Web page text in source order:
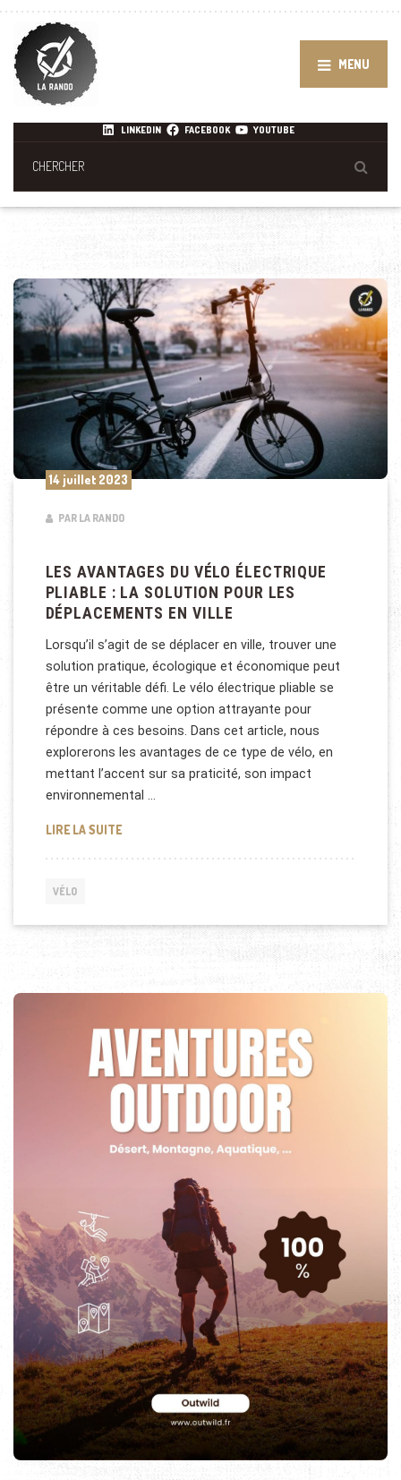
MENU
LINKEDIN FACEBOOK YOUTUBE
14 juillet 2023
PAR LA RANDO
LES AVANTAGES DU VÉLO ÉLECTRIQUE
PLIABLE : LA SOLUTION POUR LES
DÉPLACEMENTS EN VILLE
Lorsqu’il s’agit de se déplacer en ville, trouver une
solution pratique, écologique et économique peut
être un véritable défi. Le vélo électrique pliable se
présente comme une option attrayante pour
répondre à ces besoins. Dans cet article, nous
explorerons les avantages de ce type de vélo, en
mettant l’accent sur sa praticité, son impact
environnemental …
LIRE LA SUITELES AVANTAGES DU VÉLO ÉLECTRIQUE PLIABLE :
VÉLO